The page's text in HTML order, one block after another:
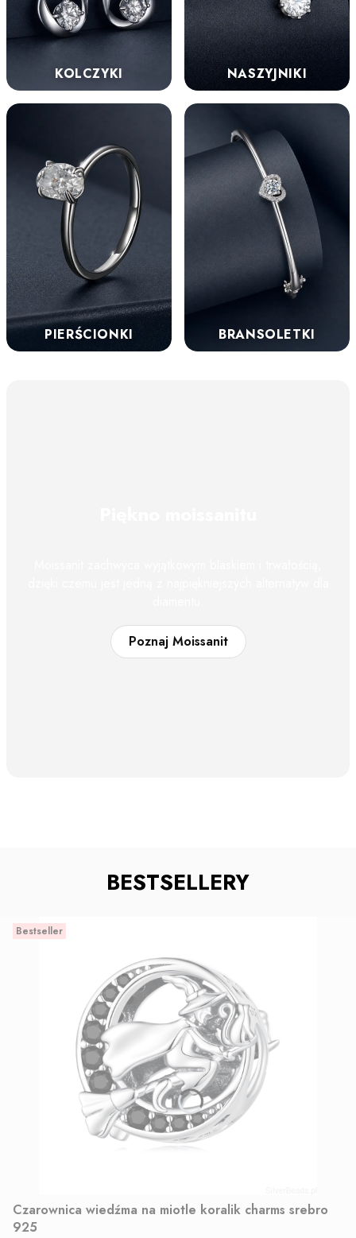
KOLCZYKI NASZYJNIKI
PIERŚCIONKI BRANSOLETKI
Poznaj Moissanit
BESTSELLERY
Bestseller
Czarownica wiedźma na miotle koralik charms srebro
925